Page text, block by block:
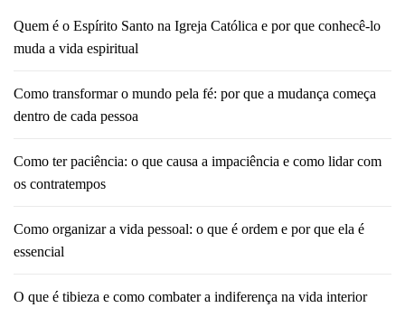
Quem é o Espírito Santo na Igreja Católica e por que conhecê-lo
muda a vida espiritual
Como transformar o mundo pela fé: por que a mudança começa
dentro de cada pessoa
Como ter paciência: o que causa a impaciência e como lidar com
os contratempos
Como organizar a vida pessoal: o que é ordem e por que ela é
essencial
O que é tibieza e como combater a indiferença na vida interior